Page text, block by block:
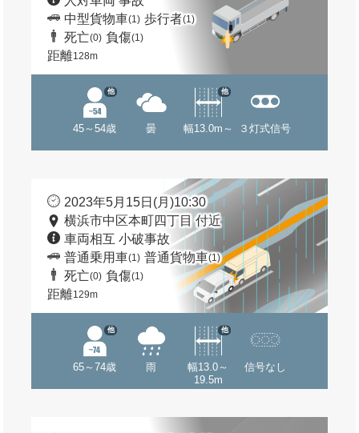
中型貨物車(1) 歩行者(1)
死亡(0) 負傷(1)
距離128m
45～54歳
他
曇 幅13.0m～
他
３灯式信号
2023年5月15日(月)10:30
横浜市中区本町四丁目 付近
車両相互 小破事故
普通乗用車(1) 普通貨物車(1)
死亡(0) 負傷(1)
距離129m
65～74歳
他
雨
幅13.0～
19.5m
他
信号なし